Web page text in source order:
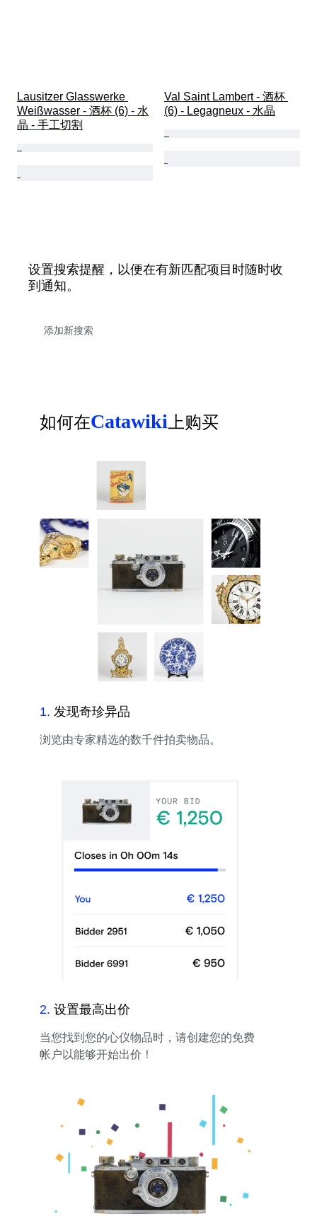
Lausitzer Glasswerke
Weißwasser - 酒杯 (6) - 水
晶 - 手工切割
Val Saint Lambert - 酒杯
(6) - Legagneux - 水晶
设置搜索提醒，以便在有新匹配项目时随时收
到通知。
如何在Catawiki上购买
1. 发现奇珍异品
浏览由专家精选的数千件拍卖物品。
2. 设置最高出价
当您找到您的心仪物品时，请创建您的免费
帐户以能够开始出价！